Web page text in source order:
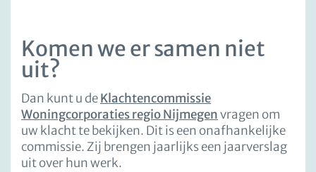
Komen we er samen niet
uit?
Dan kunt u deKlachtencommissie
Woningcorporaties regio Nijmegenvragen om
uw klacht te bekijken. Dit is een onafhankelijke
commissie. Zij brengen jaarlijks een jaarverslag
uit over hun werk.